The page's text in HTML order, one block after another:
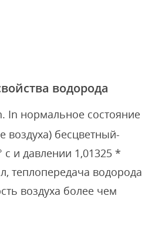
водорода
In нормальное состояние
воздуха) бесцветный-
c и давлении 1,01325 *
теплопередача водорода
воздуха более чем